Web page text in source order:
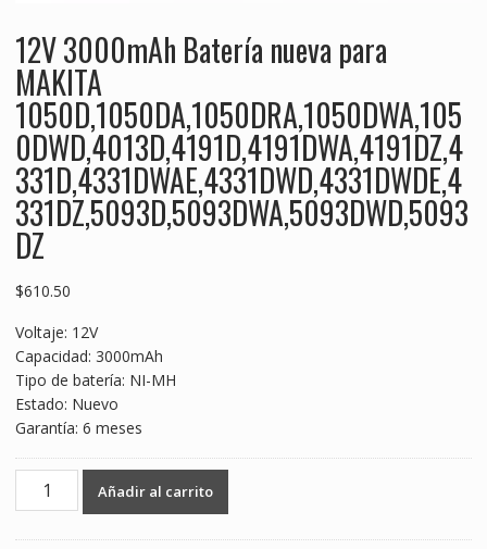
12V 3000mAh Batería nueva para
MAKITA
1050D,1050DA,1050DRA,1050DWA,105
0DWD,4013D,4191D,4191DWA,4191DZ,4
331D,4331DWAE,4331DWD,4331DWDE,4
331DZ,5093D,5093DWA,5093DWD,5093
DZ
$610.50
Voltaje: 12V
Capacidad: 3000mAh
Tipo de batería: NI-MH
Estado: Nuevo
Garantía: 6 meses
3000mAh
Añadir al carrito